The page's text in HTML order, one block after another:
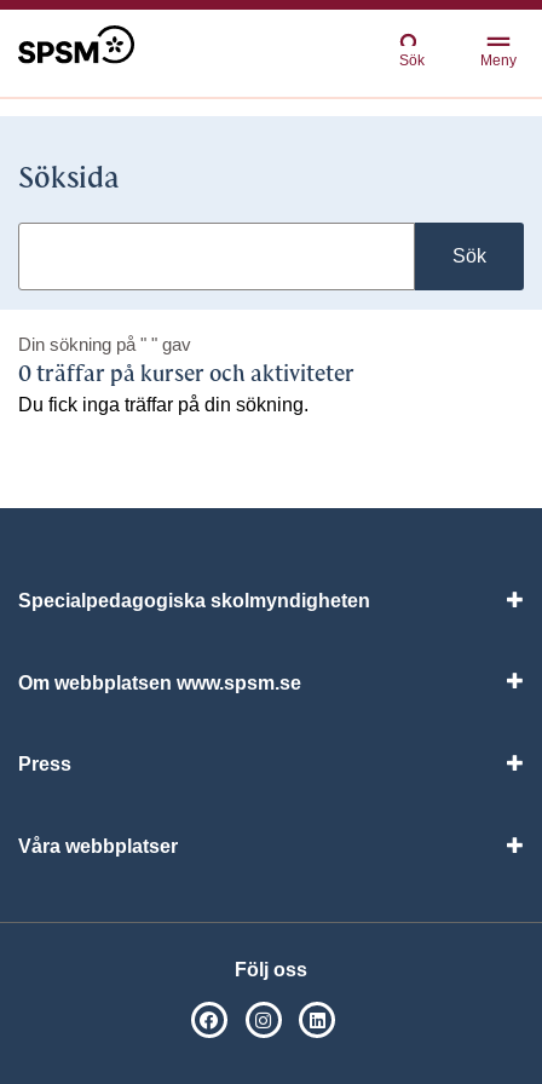
Sök Meny
Söksida
Sök
Din sökning på " " gav
0 träffar på kurser och aktiviteter
Du fick inga träffar på din sökning.
Specialpedagogiska skolmyndigheten
Om webbplatsen www.spsm.se
Press
Våra webbplatser
Följ oss
SPSM på Facebook
SPSM på Instagram